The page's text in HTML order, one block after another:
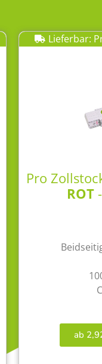
Lieferbar:
Pro
ROT
ab